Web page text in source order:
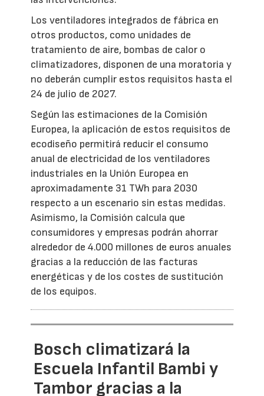
Los ventiladores integrados de fábrica en
otros productos, como unidades de
tratamiento de aire, bombas de calor o
climatizadores, disponen de una moratoria y
no deberán cumplir estos requisitos hasta el
24 de julio de 2027.
Según las estimaciones de la Comisión
Europea, la aplicación de estos requisitos de
ecodiseño permitirá reducir el consumo
anual de electricidad de los ventiladores
industriales en la Unión Europea en
aproximadamente 31 TWh para 2030
respecto a un escenario sin estas medidas.
Asimismo, la Comisión calcula que
consumidores y empresas podrán ahorrar
alrededor de 4.000 millones de euros anuales
gracias a la reducción de las facturas
energéticas y de los costes de sustitución
de los equipos.
Bosch climatizará la
Escuela Infantil Bambi y
Tambor gracias a la